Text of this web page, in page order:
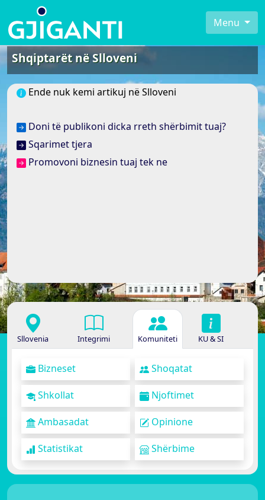
Menu
Shqiptarët në Slloveni
Ende nuk kemi artikuj në Slloveni
Doni të publikoni dicka rreth shërbimit tuaj?
Sqarimet tjera
Promovoni biznesin tuaj tek ne
Sllovenia Integrimi Komuniteti KU & SI
Bizneset Shoqatat
Shkollat Njoftimet
Ambasadat Opinione
Statistikat Shërbime